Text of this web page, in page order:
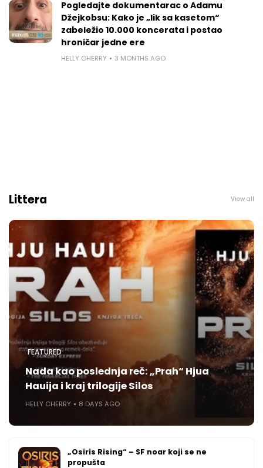
Pogledajte dokumentarac o Adamu
Džejkobsu: Kako je „lik sa kasetom“
zabeležio 10.000 koncerata i postao
hroničar jedne ere
HELLY CHERRY 3 MONTHS AGO
Littera View all
FEATURED
Nada kao poslednja reč: „Prah“ Hjua
Hauija i kraj trilogije Silos
HELLY CHERRY 8 DAYS AGO
„Osiris Rising“ – SF noar koji se ne
propušta